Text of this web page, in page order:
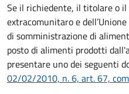
Se il richiedente, il titolare o
extracomunitaro e
di somministrazione di
posto di alimenti prodotti
presentare uno dei seguenti
02/02/2010, n. 6, art. 67,